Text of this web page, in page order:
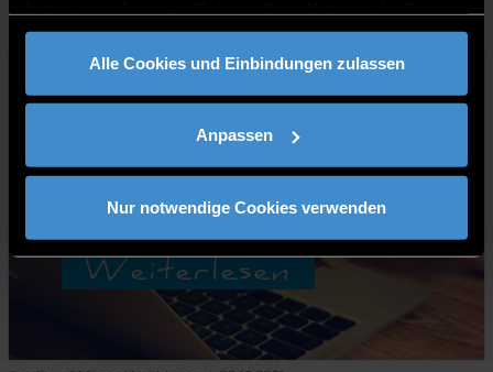
gesammelt haben.
Alle Cookies und Einbindungen zulassen
Anpassen
Nur notwendige Cookies verwenden
DIGITALER HAUSARZT: EINE
ERFAHRUNG
Weiterlesen